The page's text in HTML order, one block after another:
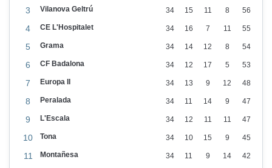
3 Vilanova Geltrú 34 15 11 8 56
4 CE L'Hospitalet 34 16 7 11 55
5 Grama 34 14 12 8 54
6 CF Badalona 34 12 17 5 53
7 Europa II 34 13 9 12 48
8 Peralada 34 11 14 9 47
9 L'Escala 34 12 11 11 47
10 Tona 34 10 15 9 45
11 Montañesa 34 11 9 14 42